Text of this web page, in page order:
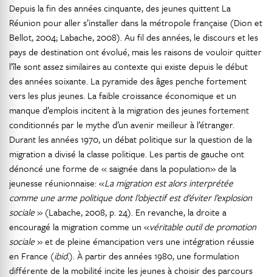
Depuis la fin des années cinquante, des jeunes quittent La
Réunion pour aller s’installer dans la métropole française (Dion et
Bellot, 2004; Labache, 2008). Au fil des années, le discours et les
pays de destination ont évolué, mais les raisons de vouloir quitter
l’île sont assez similaires au contexte qui existe depuis le début
des années soixante. La pyramide des âges penche fortement
vers les plus jeunes. La faible croissance économique et un
manque d’emplois incitent à la migration des jeunes fortement
conditionnés par le mythe d’un avenir meilleur à l’étranger.
Durant les années 1970, un débat politique sur la question de la
migration a divisé la classe politique. Les partis de gauche ont
dénoncé une forme de « saignée dans la population» de la
jeunesse réunionnaise: «La migration est alors interprétée
comme une arme politique dont l’objectif est d’éviter l’explosion
sociale» (Labache, 2008, p. 24). En revanche, la droite a
encouragé la migration comme un «véritable outil de promotion
sociale» et de pleine émancipation vers une intégration réussie
en France (ibid.). À partir des années 1980, une formulation
différente de la mobilité incite les jeunes à choisir des parcours